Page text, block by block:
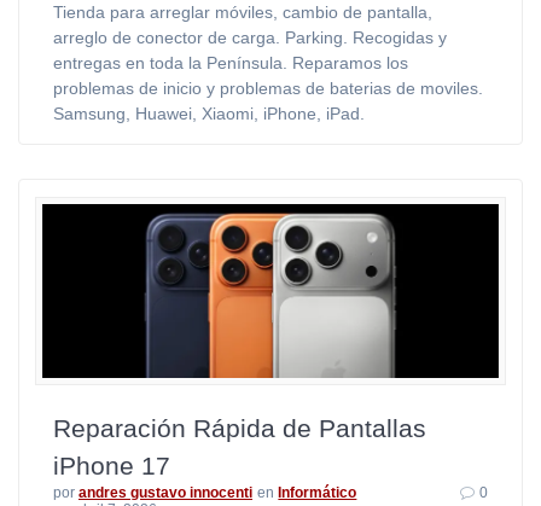
Tienda para arreglar móviles, cambio de pantalla,
arreglo de conector de carga. Parking. Recogidas y
entregas en toda la Península. Reparamos los
problemas de inicio y problemas de baterias de moviles.
Samsung, Huawei, Xiaomi, iPhone, iPad.
Reparación Rápida de Pantallas
iPhone 17
por andres gustavo innocenti enInformático
0